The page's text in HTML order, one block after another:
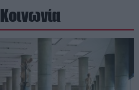
Κοινωνία